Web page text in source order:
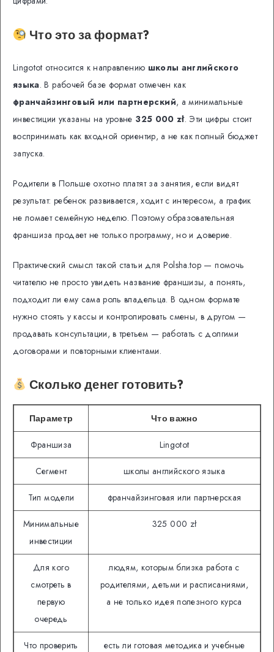
Что это за формат?
Lingotot относится к направлению школы английского
языка. В рабочей базе формат отмечен как
франчайзинговый или партнерский, а минимальные
инвестиции указаны на уровне 325 000 zł. Эти цифры стоит
воспринимать как входной ориентир, а не как полный бюджет
запуска.
Родители в Польше охотно платят за занятия, если видят
результат: ребенок развивается, ходит с интересом, а график
не ломает семейную неделю. Поэтому образовательная
франшиза продает не только программу, но и доверие.
Практический смысл такой статьи для Polsha.top — помочь
читателю не просто увидеть название франшизы, а понять,
подходит ли ему сама роль владельца. В одном формате
нужно стоять у кассы и контролировать смены, в другом —
продавать консультации, в третьем — работать с долгими
договорами и повторными клиентами.
Сколько денег готовить?
Параметр Что важно
Франшиза Lingotot
Сегмент школы английского языка
Тип модели франчайзинговая или партнерская
Минимальные
инвестиции
325 000 zł
Для кого
смотреть в
первую
очередь
людям, которым близка работа с
родителями, детьми и расписаниями,
а не только идея полезного курса
Что проверить
есть ли готовая методика и учебные